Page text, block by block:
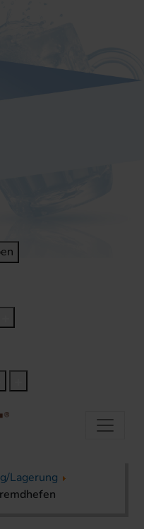
Lagerung